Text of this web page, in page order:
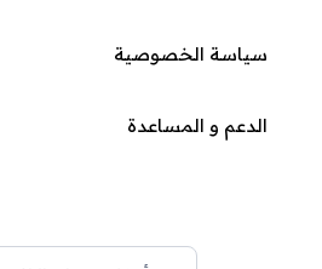
سياسة الخصوصية
الدعم و المساعدة